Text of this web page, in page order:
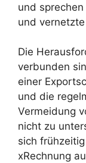
und
und
Die
verbunden
einer
und die
Vermeidung
nicht zu
sich
xRechnung